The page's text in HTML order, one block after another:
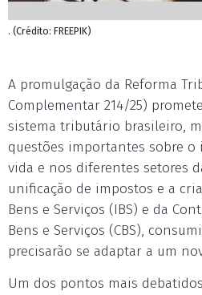
. (Crédito: FREEPIK)
A promulgação da Reforma
Complementar 214/25)
sistema tributário brasileiro,
questões importantes sobre o
vida e nos diferentes setores
unificação de impostos e a
Bens e Serviços (IBS) e da
Bens e Serviços (CBS),
precisarão se adaptar a um
Um dos pontos mais